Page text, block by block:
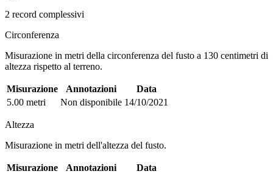
2 record complessivi
Circonferenza
Misurazione in metri della circonferenza del fusto a 130 centimetri di
altezza rispetto al terreno.
Misurazione Annotazioni
Data
5.00 metri
Non disponibile 14/10/2021
Altezza
Misurazione in metri dell'altezza del fusto.
Misurazione Annotazioni
Data